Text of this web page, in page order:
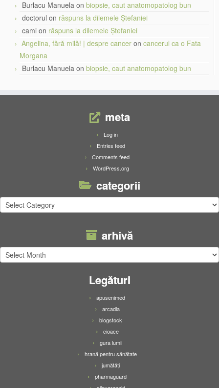
Burlacu Manuela on biopsie, caut anatomopatolog bun
doctorul on răspuns la dilemele Ștefaniei
cami on răspuns la dilemele Ștefaniei
Angelina, fără milă! | despre cancer on cancerul ca o Fata
Morgana
Burlacu Manuela on biopsie, caut anatomopatolog bun
meta
Log in
Entries feed
Comments feed
WordPress.org
categorii
categorii
arhivă
arhivă
Legături
apusenimed
arcadia
blogstock
cioace
gura lumii
hrană pentru sănătate
jumătăți
pharmaguard